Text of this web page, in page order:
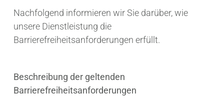
Nachfolgend informieren wir Sie darüber, wie
unsere Dienstleistung die
Barrierefreiheitsanforderungen erfüllt.
Beschreibung der geltenden
Barrierefreiheitsanforderungen